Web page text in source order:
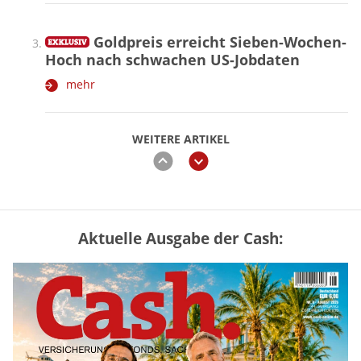
WEITERE ARTIKEL
zurückweiter
Goldpreis erreicht Sieben-Wochen-
Hoch nach schwachen US-Jobdaten
mehr
Vermieter-Zutritt: Wann Mieter
die Wohnung öffnen müssen
mehr
Goldpreis erreicht Sieben-Wochen-
Aktuelle Ausgabe der Cash: